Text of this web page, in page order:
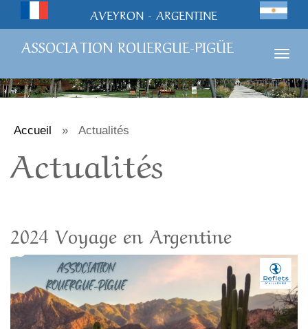
AVEYRON - ARGENTINE
ASSOCIATION ROUERGUE-PIGÜE
Accueil » Actualités
Actualités
2024 Voyage en Argentine